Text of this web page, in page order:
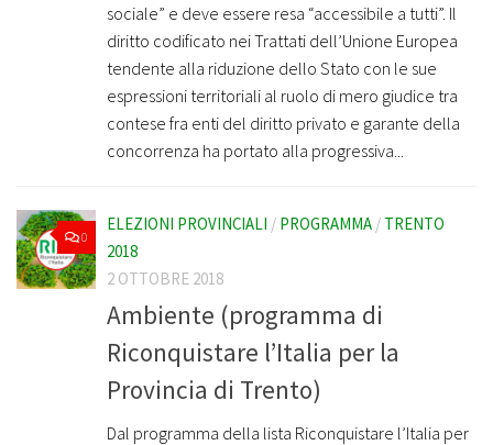
sociale” e deve essere resa “accessibile a tutti”. Il
diritto codificato nei Trattati dell’Unione Europea
tendente alla riduzione dello Stato con le sue
espressioni territoriali al ruolo di mero giudice tra
contese fra enti del diritto privato e garante della
concorrenza ha portato alla progressiva...
0
ELEZIONI PROVINCIALI / PROGRAMMA / TRENTO
2018
2 OTTOBRE 2018
Ambiente (programma di
Riconquistare l’Italia per la
Provincia di Trento)
Dal programma della lista Riconquistare l’Italia per